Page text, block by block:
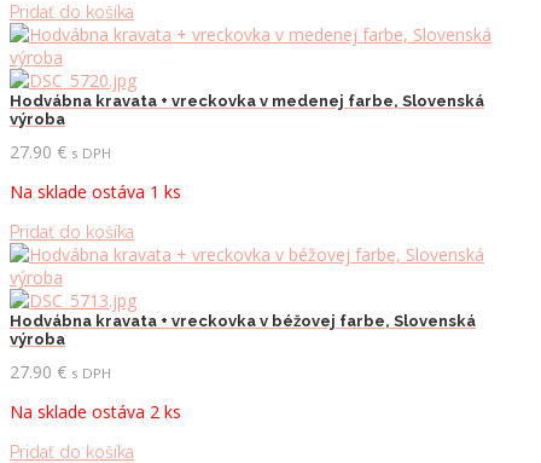
Pridať do košíka
Hodvábna kravata + vreckovka v medenej farbe, Slovenská
výroba
27.90 € s DPH
Na sklade ostáva 1 ks
Pridať do košíka
Hodvábna kravata + vreckovka v béžovej farbe, Slovenská
výroba
27.90 € s DPH
Na sklade ostáva 2 ks
Pridať do košíka